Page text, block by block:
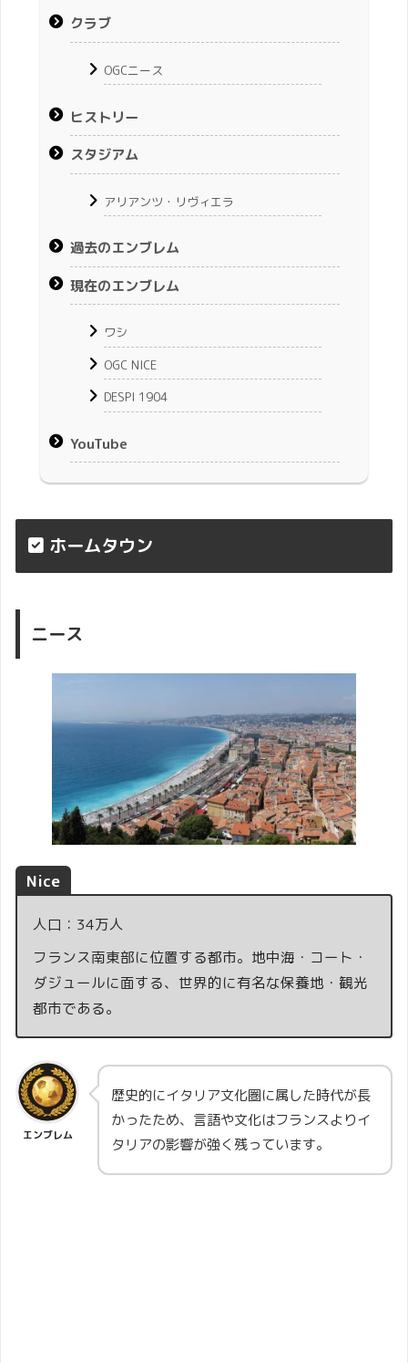
クラブ
OGCニース
ヒストリー
スタジアム
アリアンツ・リヴィエラ
過去のエンブレム
現在のエンブレム
ワシ
OGC NICE
DESPI 1904
YouTube
ホームタウン
ニース
Nice
人口：34万人
フランス南東部に位置する都市。地中海・コート・
ダジュールに面する、世界的に有名な保養地・観光
都市である。
エンブレム
歴史的にイタリア文化圏に属した時代が長
かったため、言語や文化はフランスよりイ
タリアの影響が強く残っています。